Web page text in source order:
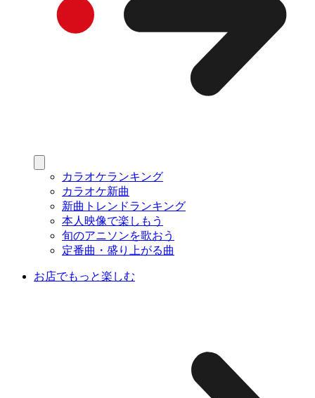
カラオケランキング
カラオケ新曲
新曲トレンドランキング
本人映像で楽しもう
旬のアニソンを歌おう
定番曲・盛り上がる曲
お店でもっと楽しむ